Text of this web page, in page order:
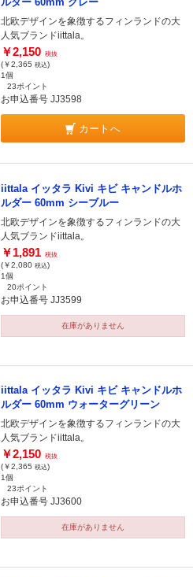
北欧デザインを象徴するフィンランドの大
人気ブランドiittala。
￥2,150 税抜
(￥2,365 税込)
1個
23ポイント
お申込番号 JJ3598
カートへ
iittala イッタラ Kivi キビ キャンドルホ
ルダー 60mm シーブルー
北欧デザインを象徴するフィンランドの大
人気ブランドiittala。
￥1,891 税抜
(￥2,080 税込)
1個
20ポイント
お申込番号 JJ3599
在庫がありません
iittala イッタラ Kivi キビ キャンドルホ
ルダー 60mm ウォーターグリーン
北欧デザインを象徴するフィンランドの大
人気ブランドiittala。
￥2,150 税抜
(￥2,365 税込)
1個
23ポイント
お申込番号 JJ3600
在庫がありません